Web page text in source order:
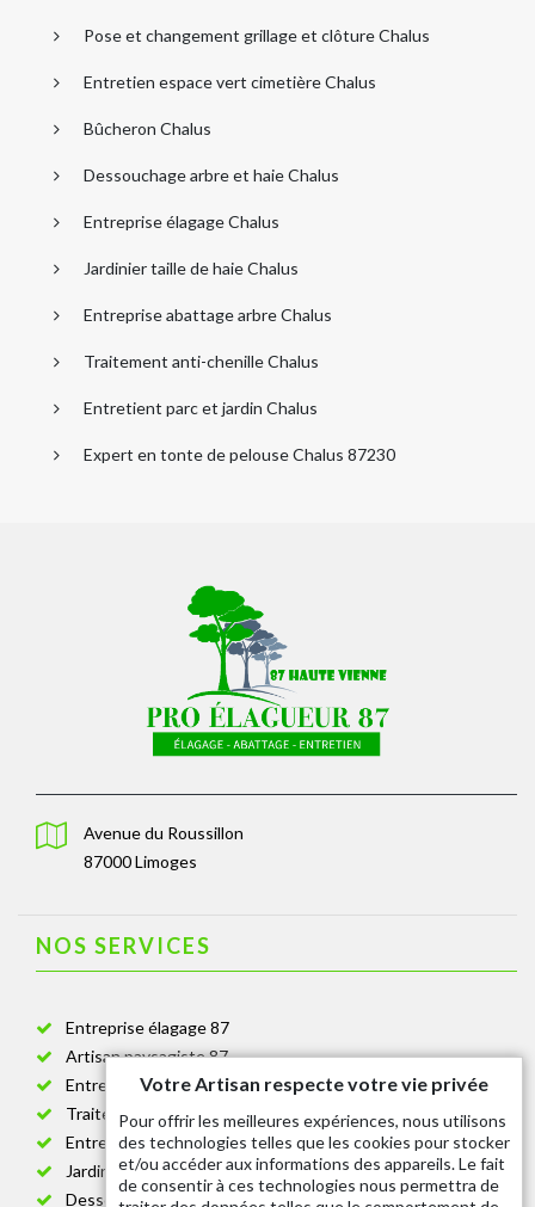
Pose et changement grillage et clôture Chalus
Entretien espace vert cimetière Chalus
Bûcheron Chalus
Dessouchage arbre et haie Chalus
Entreprise élagage Chalus
Jardinier taille de haie Chalus
Entreprise abattage arbre Chalus
Traitement anti-chenille Chalus
Entretient parc et jardin Chalus
Expert en tonte de pelouse Chalus 87230
Avenue du Roussillon
87000 Limoges
NOS SERVICES
Entreprise élagage 87
Artisan paysagiste 87
Entreprise de jardinage 87
Traitement anti-chenille 87
Entreprise abattage arbre 87
Jardinier taille de haie 87
Dessouchage arbre et haie 87
Votre Artisan respecte votre vie privée
Pour offrir les meilleures expériences, nous utilisons
des technologies telles que les cookies pour stocker
et/ou accéder aux informations des appareils. Le fait
de consentir à ces technologies nous permettra de